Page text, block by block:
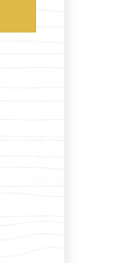
Okovi